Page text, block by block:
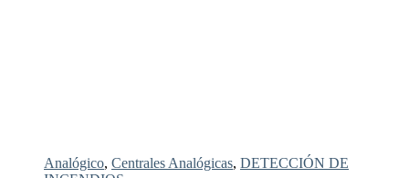
Analógico, Centrales Analógicas, DETECCIÓN DE